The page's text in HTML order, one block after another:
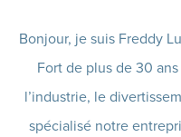
Bonjour, je suis Freddy
Fort de plus de 30
l’industrie, le
spécialisé notre